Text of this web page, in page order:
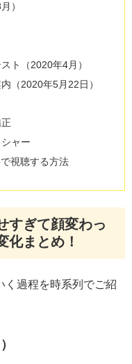
）
ト（2020年4月）
2020年5月22日）
ャー
視聴する方法
すぎて顔変わっ
化まとめ！
く過程を時系列でご紹